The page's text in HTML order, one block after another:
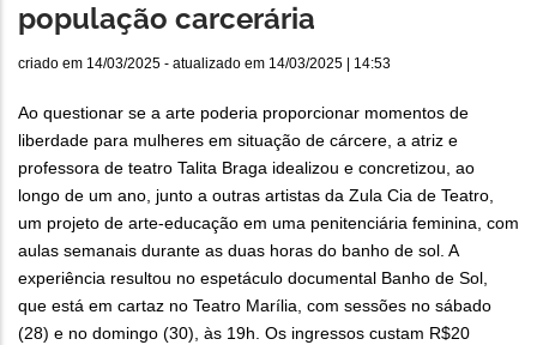
população carcerária
criado em 14/03/2025 - atualizado em 14/03/2025 | 14:53
Ao questionar se a arte poderia proporcionar momentos de
liberdade para mulheres em situação de cárcere, a atriz e
professora de teatro Talita Braga idealizou e concretizou, ao
longo de um ano, junto a outras artistas da Zula Cia de Teatro,
um projeto de arte-educação em uma penitenciária feminina, com
aulas semanais durante as duas horas do banho de sol. A
experiência resultou no espetáculo documental Banho de Sol,
que está em cartaz no Teatro Marília, com sessões no sábado
(28) e no domingo (30), às 19h. Os ingressos custam R$20